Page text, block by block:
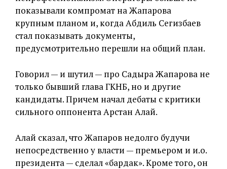
показывали компромат на Жапарова
крупным планом и, когда Абдиль Сегизбаев
стал показывать документы,
предусмотрительно перешли на общий план.
Говорил — и шутил — про Садыра Жапарова не
только бывший глава ГКНБ, но и другие
кандидаты. Причем начал дебаты с критики
сильного оппонента Арстан Алай.
Алай сказал, что Жапаров недолго будучи
непосредственно у власти — премьером и и.о.
президента — сделал «бардак». Кроме того, он